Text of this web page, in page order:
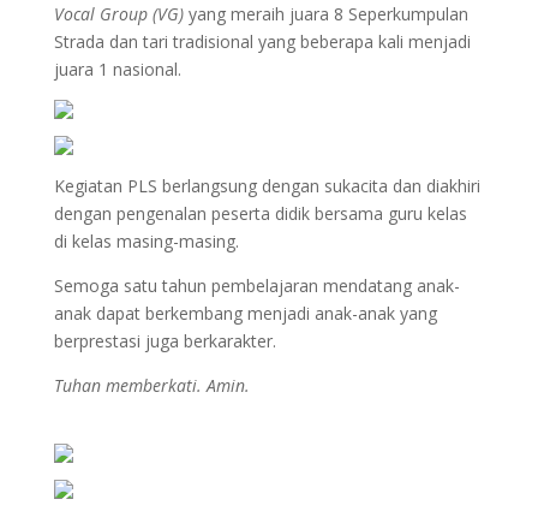
Vocal Group (VG) yang meraih juara 8 Seperkumpulan
Strada dan tari tradisional yang beberapa kali menjadi
juara 1 nasional.
Kegiatan PLS berlangsung dengan sukacita dan diakhiri
dengan pengenalan peserta didik bersama guru kelas
di kelas masing-masing.
Semoga satu tahun pembelajaran mendatang anak-
anak dapat berkembang menjadi anak-anak yang
berprestasi juga berkarakter.
Tuhan memberkati. Amin.